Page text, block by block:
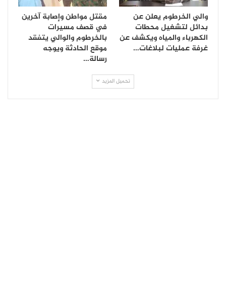
والي الخرطوم يعلن عن
بدائل لتشغيل محطات
الكهرباء والمياه ويكشف عن
غرفة عمليات لبلاغات…
مقتل مواطن وإصابة آخرين
في قصف مسيرات
بالخرطوم والوالي يتفقد
موقع الحادثة ويوجه
رسالة…
تحميل المزيد